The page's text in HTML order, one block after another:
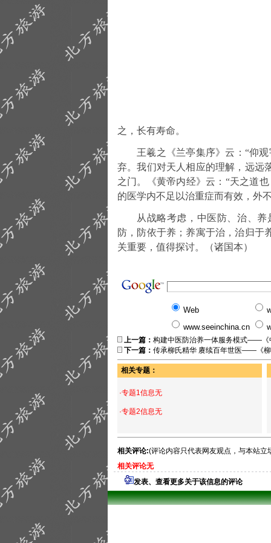
之，长有寿命。
王羲之《兰亭集序》云：“仰
弃。我们对天人相应的理解，远远
之门。《黄帝内经》云：“天之道
的医学内不足以治重症而有效，外
从战略考虑，中医防、治、
防，防依于养；养寓于治，治归于
关重要，值得探讨。（诸国本）
Web
www.seeinchina.cn
上一篇： 构建中医防治养一体服务模式——《
下一篇： 传承柳氏精华 赓续百年世医——《
相关专题：
·专题1信息无
·专题2信息无
相关评论:(评论内容只代表网友观点，与本站立
相关评论无
发表、查看更多关于该信息的评论